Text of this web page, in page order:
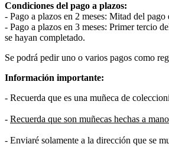
Condiciones del pago a plazos:
- Pago a plazos en 2 meses: Mitad del
- Pago a plazos en 3 meses: Primer tercio
se hayan completado.
Se podrá pedir uno o varios pagos como
Información importante:
- Recuerda que es una muñeca de
- Recuerda que son muñecas hechas a
- Enviaré solamente a la dirección que se